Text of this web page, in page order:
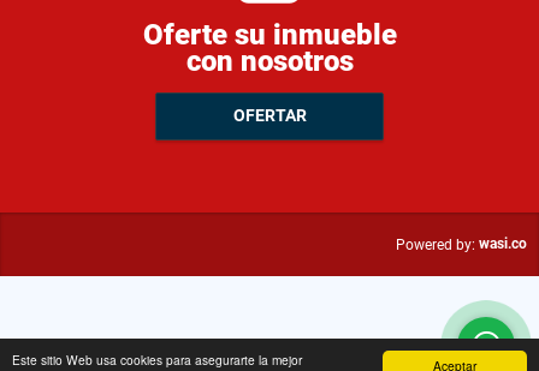
Aceptar
Este sitio Web usa cookies para asegurarte la mejor
Oferte su inmueble
con nosotros
OFERTAR
Powered by: wasi.co